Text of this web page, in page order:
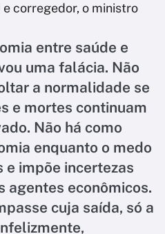
corregedor, o ministro
entre saúde e
uma falácia. Não
a normalidade se
e mortes continuam
Não há como
enquanto o medo
e impõe incertezas
agentes econômicos.
cuja saída, só a